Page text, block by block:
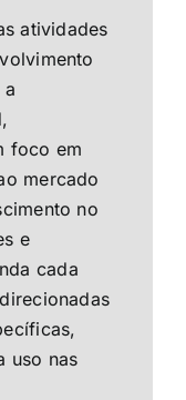
atividades
foco em
mercado
no
e
cada
uso nas